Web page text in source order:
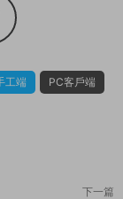
工端
PC客戶端
下一篇